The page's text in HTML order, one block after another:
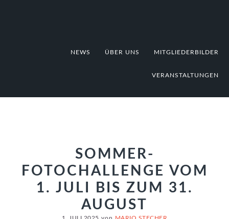
NEWS ÜBER UNS MITGLIEDERBILDER
VERANSTALTUNGEN
SOMMER-
FOTOCHALLENGE VOM
1. JULI BIS ZUM 31.
AUGUST